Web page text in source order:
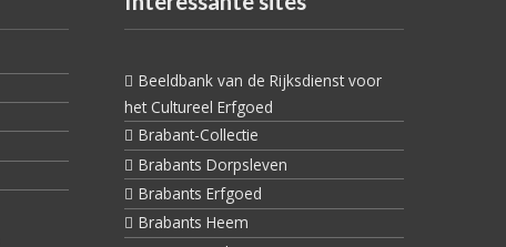
Beeldbank van de Rijksdienst voor
het Cultureel Erfgoed
Brabant-Collectie
Brabants Dorpsleven
Brabants Erfgoed
Brabants Heem